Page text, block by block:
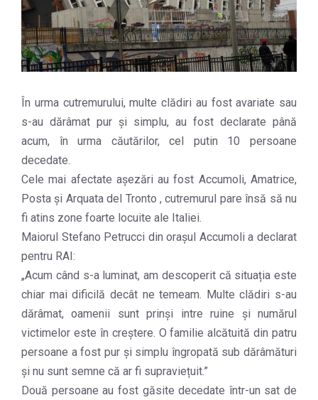
În urma cutremurului, multe clădiri au fost avariate sau
s-au dărâmat pur și simplu, au fost declarate până
acum, în urma căutărilor, cel putin 10 persoane
decedate.
Cele mai afectate așezări au fost Accumoli, Amatrice,
Posta și Arquata del Tronto , cutremurul pare însă să nu
fi atins zone foarte locuite ale Italiei.
Maiorul Stefano Petrucci din orașul Accumoli a declarat
pentru RAI:
„Acum când s-a luminat, am descoperit că situația este
chiar mai dificilă decât ne temeam. Multe clădiri s-au
dărâmat, oamenii sunt prinși intre ruine și numărul
victimelor este în creștere. O familie alcătuită din patru
persoane a fost pur și simplu îngropată sub dărâmături
și nu sunt semne că ar fi supraviețuit.”
Două persoane au fost găsite decedate într-un sat de